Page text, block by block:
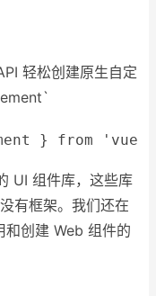
轻松创建原生自定
`
} from 'vue'
UI 组件库，这些库
有框架。我们还在
和创建 Web 组件的